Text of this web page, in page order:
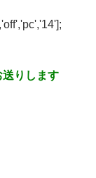
送りします